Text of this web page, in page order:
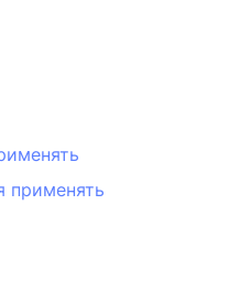
применять